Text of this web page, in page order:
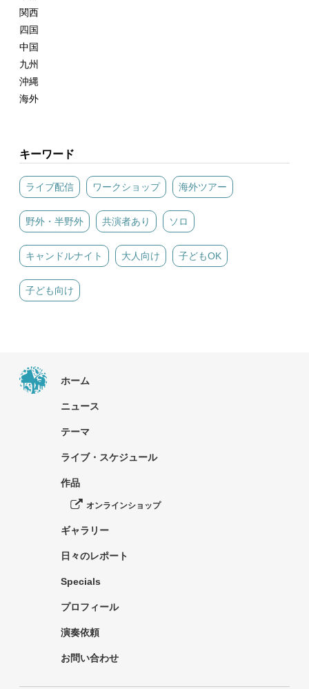
関西
四国
中国
九州
沖縄
海外
キーワード
ライブ配信 ワークショップ 海外ツアー
野外・半野外 共演者あり ソロ
キャンドルナイト 大人向け 子どもOK
子ども向け
ホーム
ニュース
テーマ
ライブ・スケジュール
作品
オンラインショップ
ギャラリー
日々のレポート
Specials
プロフィール
演奏依頼
お問い合わせ